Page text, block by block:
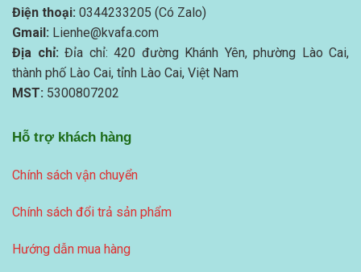
Điện thoại: 0344233205 (Có Zalo)
Gmail: Lienhe@kvafa.com
Địa chỉ: Đỉa chỉ: 420 đường Khánh Yên, phường Lào Cai,
thành phố Lào Cai, tỉnh Lào Cai, Việt Nam
MST: 5300807202
Hỗ trợ khách hàng
Chính sách vận chuyển
Chính sách đổi trả sản phẩm
Hướng dẫn mua hàng